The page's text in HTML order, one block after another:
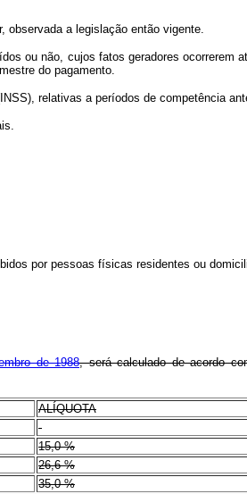
observada a legislação então vigente.
ou não, cujos fatos geradores ocorrerem
do pagamento.
relativas a períodos de competência
por pessoas físicas residentes ou
de 1988, será calculado de acordo
ALÍQUOTA
-
15,0 %
26,6 %
35,0 %